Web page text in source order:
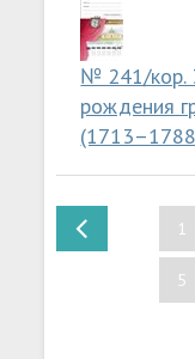
№ 241/кор.
рождения
1
5